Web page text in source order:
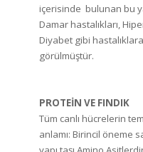
içerisinde bulunan bu
Damar hastalıkları,
Diyabet gibi
görülmüştür.
PROTEİN VE FINDIK
Tüm canlı hücrelerin
anlamı: Birincil öneme